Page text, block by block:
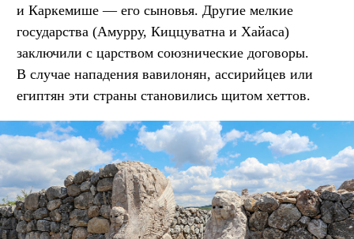
и Каркемише — его сыновья. Другие мелкие
государства (Амурру, Киццуватна и Хайаса)
заключили с царством союзнические договоры.
В случае нападения вавилонян, ассирийцев или
египтян эти страны становились щитом хеттов.